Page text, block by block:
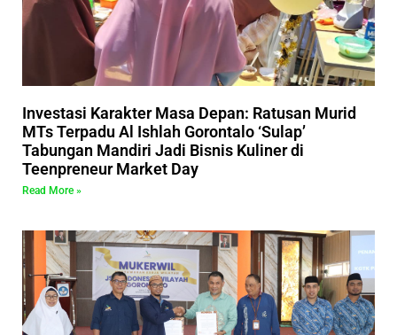
Investasi Karakter Masa Depan: Ratusan Murid
MTs Terpadu Al Ishlah Gorontalo ‘Sulap’
Tabungan Mandiri Jadi Bisnis Kuliner di
Teenpreneur Market Day
Read More »